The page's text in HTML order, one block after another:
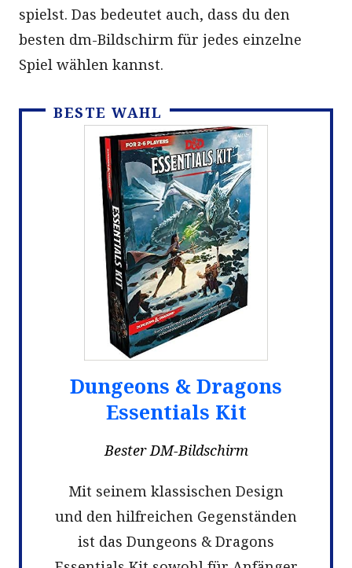
spielst. Das bedeutet auch, dass du den
besten dm-Bildschirm für jedes einzelne
Spiel wählen kannst.
BESTE WAHL
Dungeons & Dragons
Essentials Kit
Bester DM-Bildschirm
Mit seinem klassischen Design
und den hilfreichen Gegenständen
ist das Dungeons & Dragons